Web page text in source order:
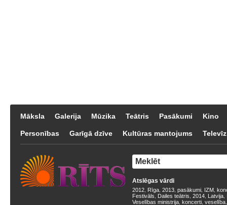
Māksla Galerija Mūzika Teātris Pasākumi Kino
Personības Garīgā dzīve Kultūras mantojums
Atslēgas vārdi
2012 Rīga 2013 pasākumi IZM
Festivāls
Dailes teātris 2014 Latvija
Veselības ministrija koncerti veselība